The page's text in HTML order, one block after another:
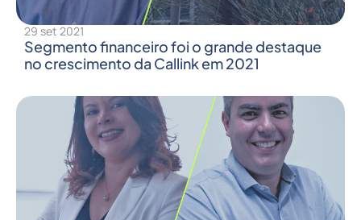
29 set 2021
Segmento financeiro foi o grande destaque
no crescimento da Callink em 2021